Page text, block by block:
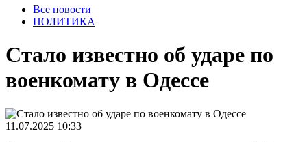
Все новости
ПОЛИТИКА
Стало известно об ударе по
военкомату в Одессе
11.07.2025 10:33